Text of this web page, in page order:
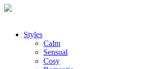
Styles
Calm
Sensual
Cosy